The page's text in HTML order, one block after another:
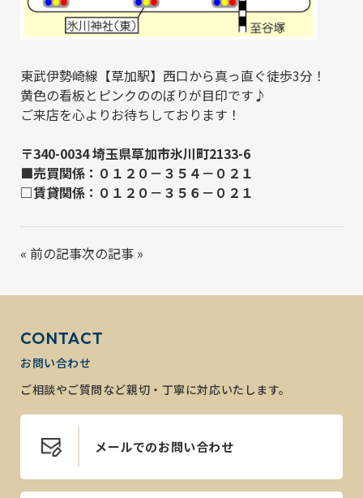
東武伊勢崎線【草加駅】西口から真っ直ぐ徒歩3分！
黄色の看板とピンクののぼりが目印です♪
ご来店を心よりお待ちしております！
〒340-0034 埼玉県草加市氷川町2133-6
■売買関係：０１２０－３５４－０２１
□賃貸関係：０１２０－３５６－０２１
« 前の記事次の記事 »
CONTACT
お問い合わせ
ご相談やご質問など親切・丁寧に対応いたします。
メールでのお問い合わせ